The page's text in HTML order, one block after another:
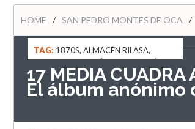
HOME / SAN PEDRO MONTES DE OCA /
TAG: 1870S, ALMACÉN RILASA,
ANTIGUO TRANVÍA DE SAN JOSÉ,
AVENIDA 4
AVENIDA 6 , CALLE 0
CINE
REX ,EL ÁLBUM ANÓNIMO DE SAN
JOSÉ,ESTACIÓN DEL FERROCARRILL
SAN PEDRO MONTES DE OCA
17 MEDIA
El álbum anónimo